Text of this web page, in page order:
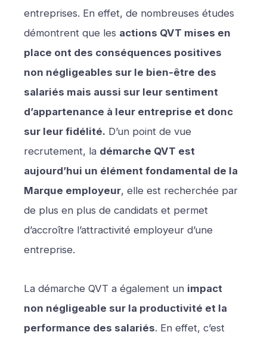
entreprises. En effet, de nombreuses études
démontrent que les actions QVT mises en
place ont des conséquences positives
non négligeables sur le bien-être des
salariés mais aussi sur leur sentiment
d’appartenance à leur entreprise et donc
sur leur fidélité. D’un point de vue
recrutement, la démarche QVT est
aujourd’hui un élément fondamental de la
Marque employeur, elle est recherchée par
de plus en plus de candidats et permet
d’accroître l’attractivité employeur d’une
entreprise.
La démarche QVT a également un impact
non négligeable sur la productivité et la
performance des salariés. En effet, c’est